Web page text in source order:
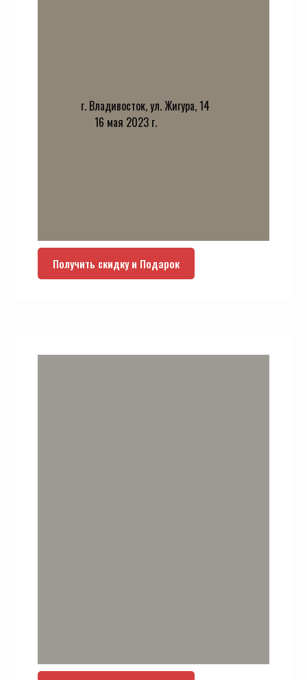
Получить скидку и Подарок
г. Владивосток, ул. Жигура, 14
16 мая 2023 г.